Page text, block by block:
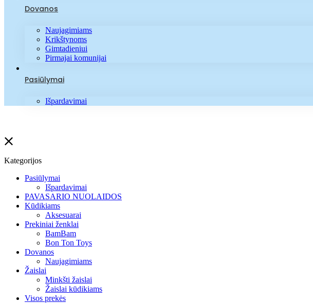
Dovanos
Naujagimiams
Krikštynoms
Gimtadieniui
Pirmajai komunijai
Pasiūlymai
Išpardavimai
Kategorijos
Pasiūlymai
Išpardavimai
PAVASARIO NUOLAIDOS
Kūdikiams
Aksesuarai
Prekiniai ženklai
BamBam
Bon Ton Toys
Dovanos
Naujagimiams
Žaislai
Minkšti žaislai
Žaislai kūdikiams
Visos prekės